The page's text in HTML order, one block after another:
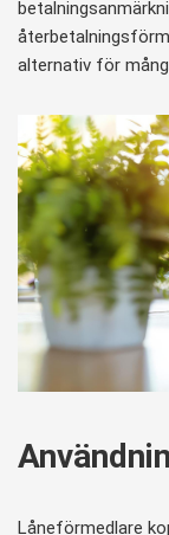
alternativ för
Låneförmedlare